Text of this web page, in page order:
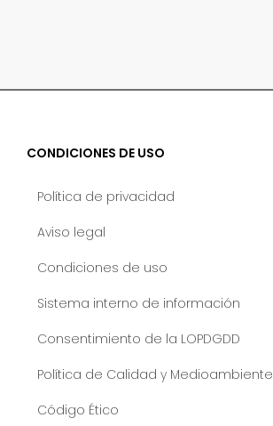
CONDICIONES DE USO
Política de privacidad
Aviso legal
Condiciones de uso
Sistema interno de información
Consentimiento de la LOPDGDD
Política de Calidad y Medioambiente
Código Ético